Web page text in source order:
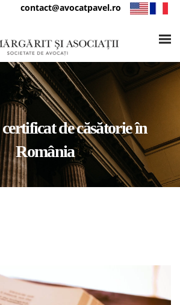
contact@avocatpavel.ro
certificat de căsătorie în
România